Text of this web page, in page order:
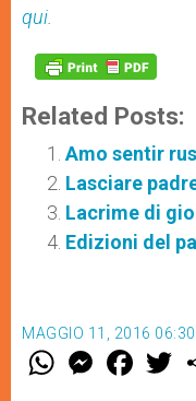
qui
Related Posts:
Amo sentir
Lasciare
Lacrime di
Edizioni del
MAGGIO 11, 2016 06:30
W M
e
F
a w